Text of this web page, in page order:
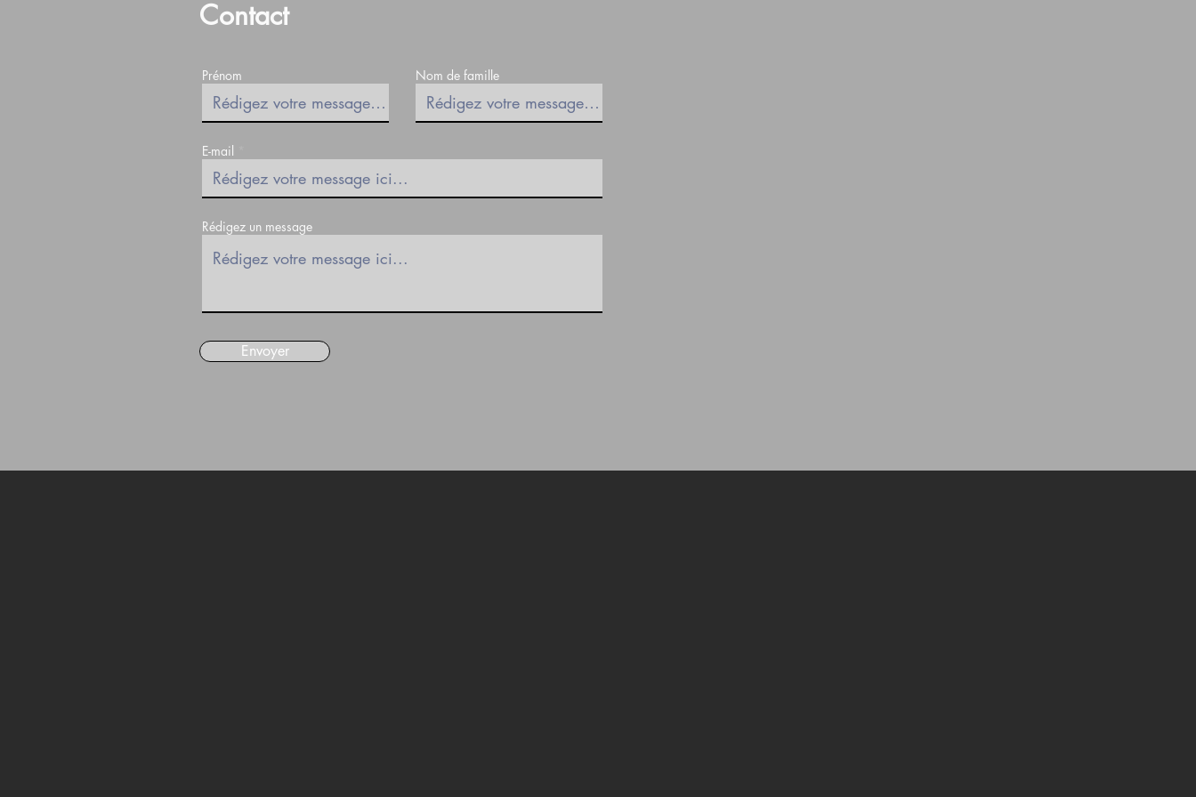
Contact
Prénom Nom de famille
E-mail
Rédigez un message
Envoyer